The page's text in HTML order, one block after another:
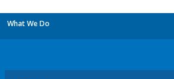
What We Do